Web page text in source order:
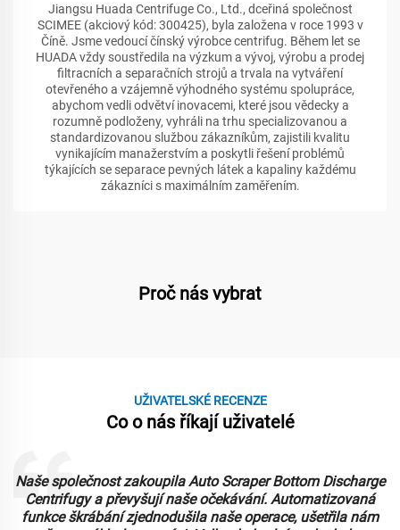
Jiangsu Huada Centrifuge Co., Ltd., dceřiná společnost
SCIMEE (akciový kód: 300425), byla založena v roce 1993 v
Číně. Jsme vedoucí čínský výrobce centrifug. Během let se
HUADA vždy soustředila na výzkum a vývoj, výrobu a prodej
filtracních a separačních strojů a trvala na vytváření
otevřeného a vzájemně výhodného systému spolupráce,
abychom vedli odvětví inovacemi, které jsou vědecky a
rozumně podloženy, vyhráli na trhu specializovanou a
standardizovanou službou zákazníkům, zajistili kvalitu
vynikajícím manažerstvím a poskytli řešení problémů
týkajících se separace pevných látek a kapaliny každému
zákazníci s maximálním zaměřením.
Proč nás vybrat
UŽIVATELSKÉ RECENZE
Co o nás říkají uživatelé
Naše společnost zakoupila Auto Scraper Bottom Discharge
Centrifugy a převyšují naše očekávání. Automatizovaná
funkce škrábání zjednodušila naše operace, ušetřila nám